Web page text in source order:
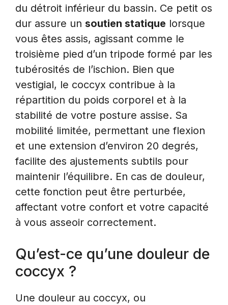
du détroit inférieur du bassin. Ce petit os
dur assure un soutien statique lorsque
vous êtes assis, agissant comme le
troisième pied d’un tripode formé par les
tubérosités de l’ischion. Bien que
vestigial, le coccyx contribue à la
répartition du poids corporel et à la
stabilité de votre posture assise. Sa
mobilité limitée, permettant une flexion
et une extension d’environ 20 degrés,
facilite des ajustements subtils pour
maintenir l’équilibre. En cas de douleur,
cette fonction peut être perturbée,
affectant votre confort et votre capacité
à vous asseoir correctement.
Qu’est-ce qu’une douleur de
coccyx ?
Une douleur au coccyx, ou